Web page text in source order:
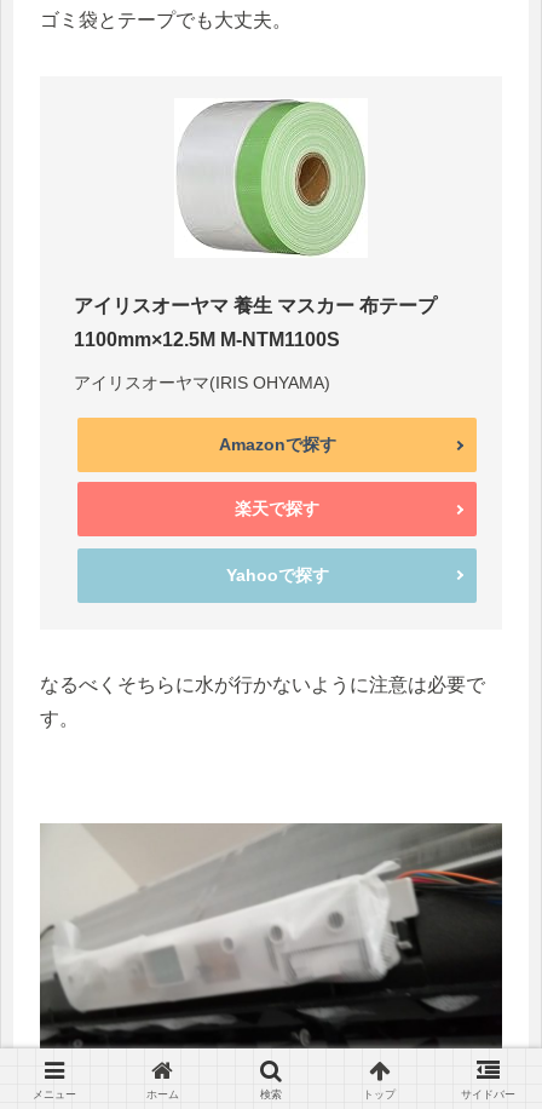
ゴミ袋とテープでも大丈夫。
アイリスオーヤマ 養生 マスカー 布テープ
1100mm×12.5M M-NTM1100S
アイリスオーヤマ(IRIS OHYAMA)
Amazonで探す
楽天で探す
Yahooで探す
なるべくそちらに水が行かないように注意は必要で
す。
メニュー ホーム 検索 トップ サイドバー